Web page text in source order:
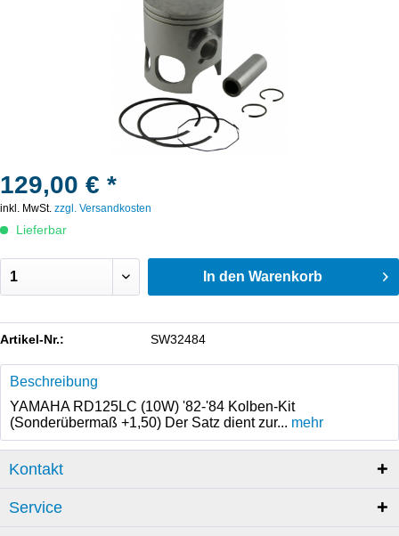
129,00 € *
inkl. MwSt. zzgl. Versandkosten
Lieferbar
In den Warenkorb
Artikel-Nr.: SW32484
Beschreibung
YAMAHA RD125LC (10W) '82-'84 Kolben-Kit
(Sonderübermaß +1,50) Der Satz dient zur... mehr
Kontakt
Service